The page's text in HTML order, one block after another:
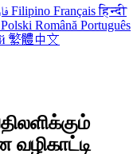
Filipino Françaisहिन्दी
Polski Română Português
繁體中文
வழிகாட்டி